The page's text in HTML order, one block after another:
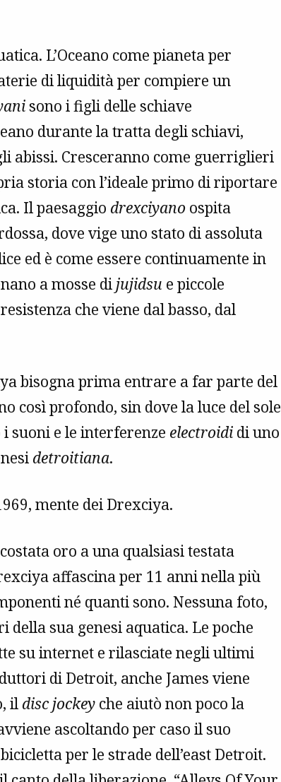
L’Oceano come pianeta per
di liquidità per compiere un
sono i figli delle schiave
durante la tratta degli schiavi,
abissi. Cresceranno come guerriglieri
storia con l’ideale primo di riportare
Il paesaggio drexciyano ospita
dove vige uno stato di assoluta
ed è come essere continuamente in
a mosse di jujidsu e piccole
che viene dal basso, dal
bisogna prima entrare a far parte del
così profondo, sin dove la luce del sole
suoni e le interferenze electroidi di uno
detroitiana.
mente dei Drexciya.
oro a una qualsiasi testata
affascina per 11 anni nella più
né quanti sono. Nessuna foto,
sua genesi aquatica. Le poche
su internet e rilasciate negli ultimi
di Detroit, anche James viene
il disc jockey che aiutò non poco la
ascoltando per caso il suo
per le strade dell’east Detroit.